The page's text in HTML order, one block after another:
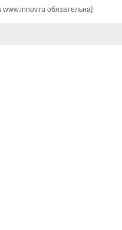
обязательна]